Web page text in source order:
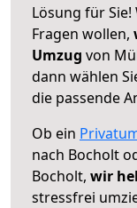
Lösung für
Fragen wollen,
Umzug von
dann wählen
die passende
Ob ein
nach Bocholt
Bocholt, wir
stressfrei